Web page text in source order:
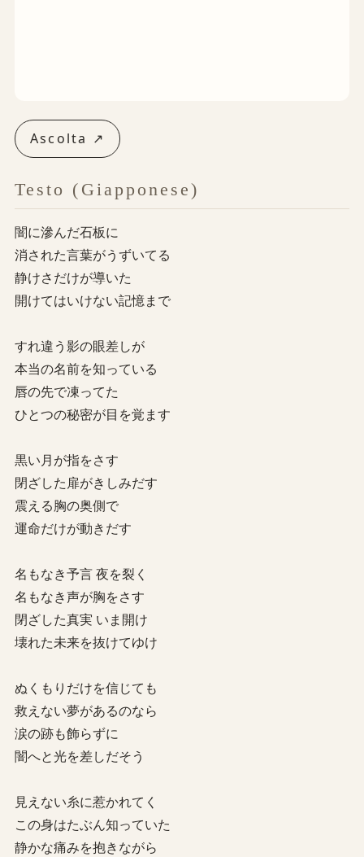
Ascolta ↗
Testo (Giapponese)
闇に滲んだ石板に
消された言葉がうずいてる
静けさだけが導いた
開けてはいけない記憶まで
すれ違う影の眼差しが
本当の名前を知っている
唇の先で凍ってた
ひとつの秘密が目を覚ます
黒い月が指をさす
閉ざした扉がきしみだす
震える胸の奥側で
運命だけが動きだす
名もなき予言 夜を裂く
名もなき声が胸をさす
閉ざした真実 いま開け
壊れた未来を抜けてゆけ
ぬくもりだけを信じても
救えない夢があるのなら
涙の跡も飾らずに
闇へと光を差しだそう
見えない糸に惹かれてく
この身はたぶん知っていた
静かな痛みを抱きながら